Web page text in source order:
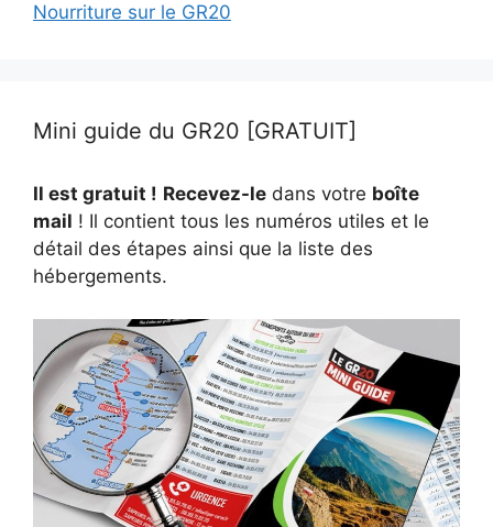
Nourriture sur le GR20
Mini guide du GR20 [GRATUIT]
Il est gratuit ! Recevez-le dans votre boîte
mail ! Il contient tous les numéros utiles et le
détail des étapes ainsi que la liste des
hébergements.